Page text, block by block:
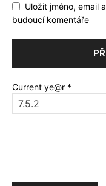
Uložit jméno, email
budoucí komentáře
Current ye@r *